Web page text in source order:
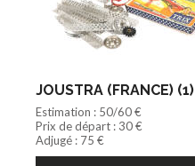
JOUSTRA (FRANCE) (1)
Estimation : 50/60 €
Prix de départ : 30 €
Adjugé : 75 €